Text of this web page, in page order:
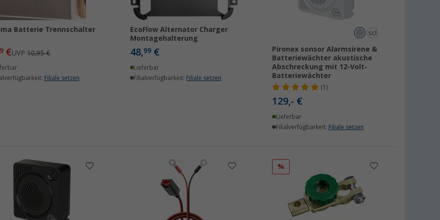
Batterie Trennschalter
€UVP10,95 €
Filiale setzen
EcoFlow Alternator Charger
Montagehalterung
48,99€
Lieferbar
Filialverfügbarkeit: Filiale setzen
schwarz
Pironex sonsor Alarmsirene &
Batteriewächter akustische
Abschreckung mit 12-Volt-
Batteriewächter
(1)
129,- €
Lieferbar
Filialverfügbarkeit: Filiale setzen
%